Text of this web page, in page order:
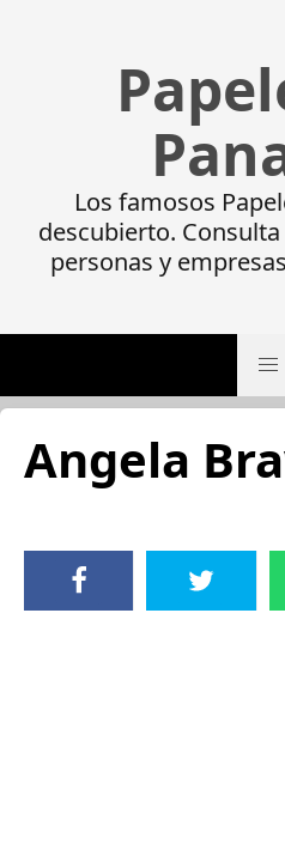
Los famosos
descubierto.
personas y
Angela